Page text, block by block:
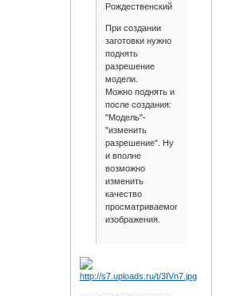
Рождественский
При создании
заготовки нужно
поднять
разрешение
модели.
Можно поднять и
после создания:
"Модель"-
"изменить
разрешение". Ну
и вполне
возможно
изменить
качество
просматриваемого
изображения.